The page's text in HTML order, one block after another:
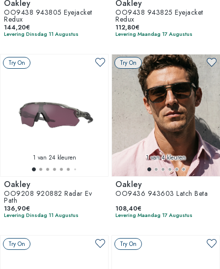
Oakley
OO9438 943805 Eyejacket
Redux
144,20€
Levering Dinsdag 11 Augustus
Oakley
OO9438 943825 Eyejacket
Redux
112,80€
Levering Maandag 17 Augustus
Try On
1 van 24 kleuren
Oakley
OO9208 920882 Radar Ev
Path
136,90€
Levering Dinsdag 11 Augustus
Try On
1van 4 kleuren
Oakley
OO9436 943603 Latch Beta
108,40€
Levering Maandag 17 Augustus
Try On Try On